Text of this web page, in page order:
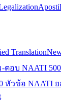
Translation
ตอบ NAATI
หัวข้อ NAATI